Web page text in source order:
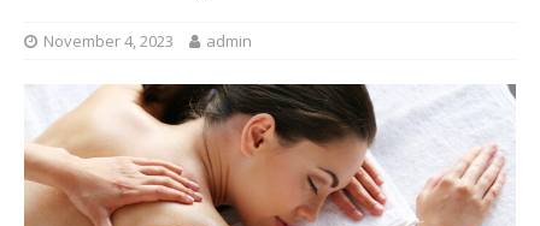
November 4, 2023 admin